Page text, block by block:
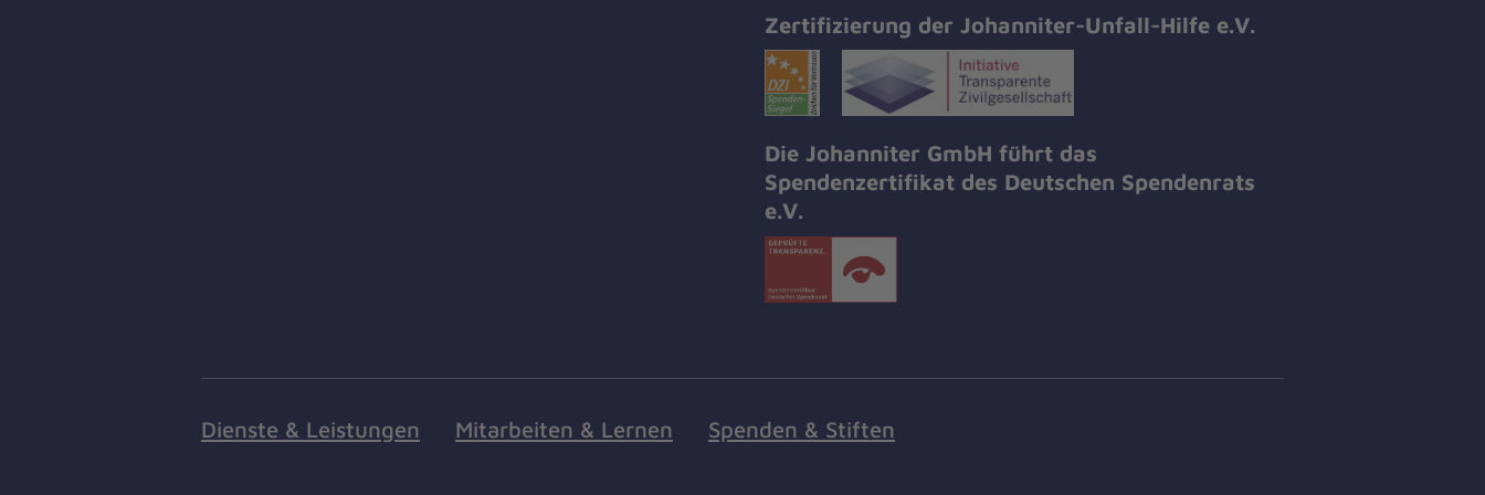
Zertifizierung der Johanniter-Unfall-Hilfe e.V.
Die Johanniter GmbH führt das
Spendenzertifikat des Deutschen Spendenrats
e.V.
Dienste & Leistungen Mitarbeiten & Lernen Spenden & Stiften